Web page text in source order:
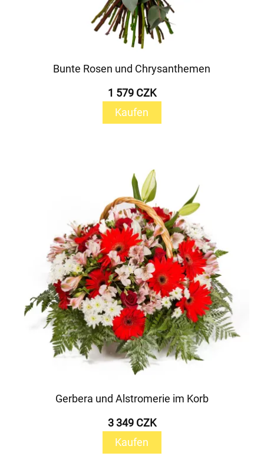
Bunte Rosen und Chrysanthemen
1 579 CZK
Kaufen
Gerbera und Alstromerie im Korb
3 349 CZK
Kaufen